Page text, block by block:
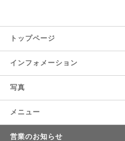
トップページ
インフォメーション
写真
メニュー
営業のお知らせ